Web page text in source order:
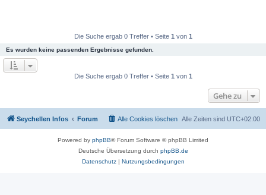
Die Suche ergab 0 Treffer • Seite 1 von 1
Es wurden keine passenden Ergebnisse gefunden.
Die Suche ergab 0 Treffer • Seite 1 von 1
Gehe zu
Seychellen Infos Forum Alle Zeiten sind UTC+02:00
Alle Cookies löschen
Powered by phpBB® Forum Software © phpBB Limited
Deutsche Übersetzung durch phpBB.de
Datenschutz| Nutzungsbedingungen